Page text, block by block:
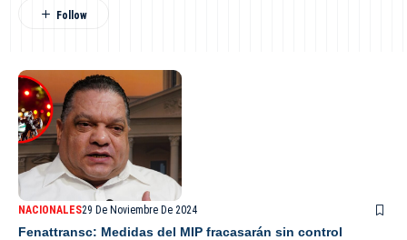
NACIONALES29 De Noviembre De 2024
Fenattransc: Medidas del MIP fracasarán sin control